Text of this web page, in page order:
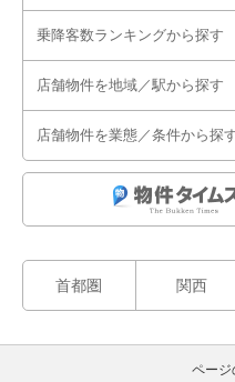
乗降客数ランキングから探す
店舗物件を地域／駅から探す
店舗物件を業態／条件から探
首都圏 関西
ページ